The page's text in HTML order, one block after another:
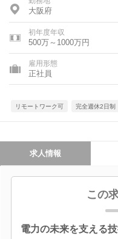
大阪府
初年度年収
500万～1000万円
雇用形態
正社員
リモートワーク可 完全週休2日制
求人情報
この
電力の未来を支える